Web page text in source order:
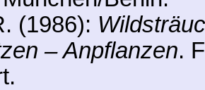
(1986):
– Anpflanzen.